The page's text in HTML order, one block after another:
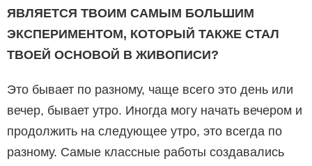
ЯВЛЯЕТСЯ ТВОИМ САМЫМ БОЛЬШИМ
ЭКСПЕРИМЕНТОМ, КОТОРЫЙ ТАКЖЕ СТАЛ
ТВОЕЙ ОСНОВОЙ В ЖИВОПИСИ?
Это бывает по разному, чаще всего это день или
вечер, бывает утро. Иногда могу начать вечером и
продолжить на следующее утро, это всегда по
разному. Самые классные работы создавались